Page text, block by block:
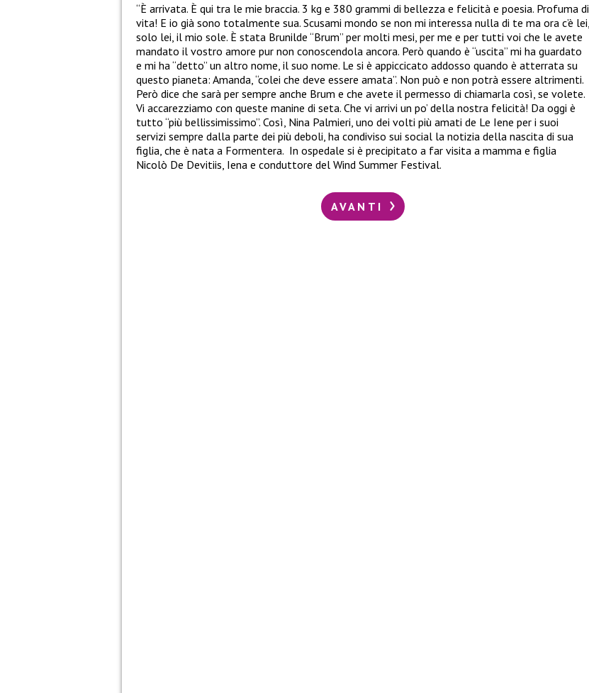
“È arrivata. È qui tra le mie braccia. 3 kg e 380 grammi di bellezza e felicità e poesia. Profuma di
vita! E io già sono totalmente sua. Scusami mondo se non mi interessa nulla di te ma ora c’è lei,
solo lei, il mio sole. È stata Brunilde “Brum” per molti mesi, per me e per tutti voi che le avete
mandato il vostro amore pur non conoscendola ancora. Però quando è “uscita” mi ha guardato
e mi ha “detto” un altro nome, il suo nome. Le si è appiccicato addosso quando è atterrata su
questo pianeta: Amanda, “colei che deve essere amata”. Non può e non potrà essere altrimenti.
Però dice che sarà per sempre anche Brum e che avete il permesso di chiamarla così, se volete.
Vi accarezziamo con queste manine di seta. Che vi arrivi un po’ della nostra felicità! Da oggi è
tutto “più bellissimissimo”. Così, Nina Palmieri, uno dei volti più amati de Le Iene per i suoi
servizi sempre dalla parte dei più deboli, ha condiviso sui social la notizia della nascita di sua
figlia, che è nata a Formentera. In ospedale si è precipitato a far visita a mamma e figlia
Nicolò De Devitiis, Iena e conduttore del Wind Summer Festival.
AVANTI